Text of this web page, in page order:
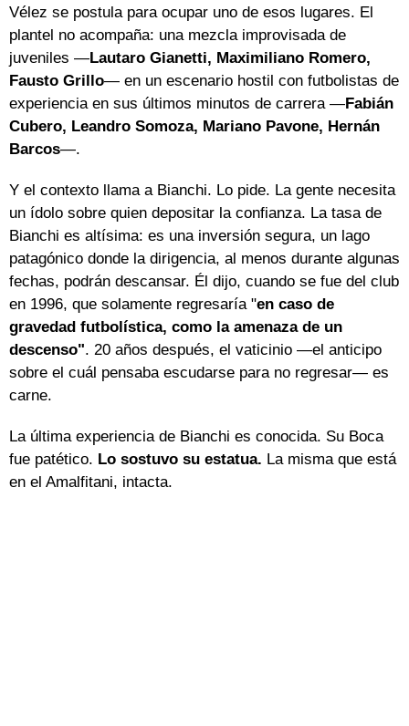
Vélez se postula para ocupar uno de esos lugares. El
plantel no acompaña: una mezcla improvisada de
juveniles —Lautaro Gianetti, Maximiliano Romero,
Fausto Grillo— en un escenario hostil con futbolistas de
experiencia en sus últimos minutos de carrera —Fabián
Cubero, Leandro Somoza, Mariano Pavone, Hernán
Barcos—.
Y el contexto llama a Bianchi. Lo pide. La gente necesita
un ídolo sobre quien depositar la confianza. La tasa de
Bianchi es altísima: es una inversión segura, un lago
patagónico donde la dirigencia, al menos durante algunas
fechas, podrán descansar. Él dijo, cuando se fue del club
en 1996, que solamente regresaría "en caso de
gravedad futbolística, como la amenaza de un
descenso". 20 años después, el vaticinio —el anticipo
sobre el cuál pensaba escudarse para no regresar— es
carne.
La última experiencia de Bianchi es conocida. Su Boca
fue patético. Lo sostuvo su estatua. La misma que está
en el Amalfitani, intacta.